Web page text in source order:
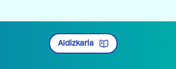
Aldizkaria